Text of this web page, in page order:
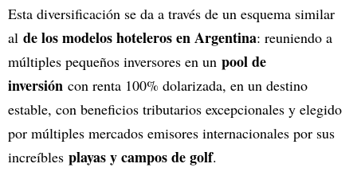
Esta diversificación se da a través de un esquema similar
al de los modelos hoteleros en Argentina: reuniendo a
múltiples pequeños inversores en un pool de
inversión con renta 100% dolarizada, en un destino
estable, con beneficios tributarios excepcionales y elegido
por múltiples mercados emisores internacionales por sus
increíbles playas y campos de golf.